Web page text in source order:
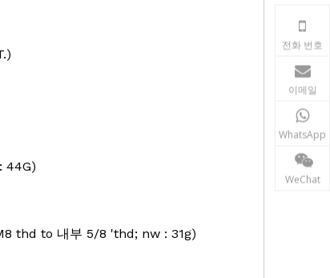
44G)
thd to 내부 5/8 'thd; nw : 31g)
전화 번호
이메일
WhatsApp
WeChat